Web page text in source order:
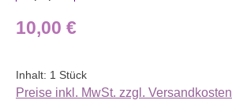
Regulärer Preis:
10,00 €
Inhalt: 1 Stück
Preise inkl. MwSt. zzgl. Versandkosten